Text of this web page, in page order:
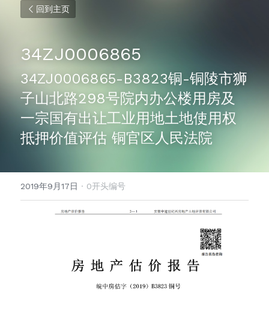
回到主页
34ZJ0006865
34ZJ0006865-B3823铜-铜陵市狮
子山北路298号院内办公楼用房及
一宗国有出让工业用地土地使用权
抵押价值评估 铜官区人民法院
2019年9月17日 · 0开头编号